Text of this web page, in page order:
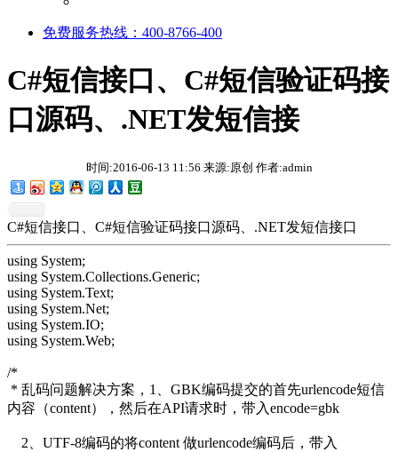
免费服务热线：400-8766-400
C#短信接口、C#短信验证码接
口源码、.NET发短信接
时间:2016-06-13 11:56 来源:原创 作者:admin
C#短信接口、C#短信验证码接口源码、.NET发短信接口
using System;
using System.Collections.Generic;
using System.Text;
using System.Net;
using System.IO;
using System.Web;
/*
* 乱码问题解决方案，1、GBK编码提交的首先urlencode短信
内容（content），然后在API请求时，带入encode=gbk
2、UTF-8编码的将content 做urlencode编码后，带入